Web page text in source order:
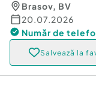
Brasov, BV
20.07.2026
Număr de
Salvează la